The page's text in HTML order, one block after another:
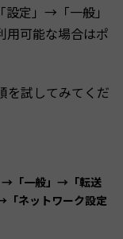
定」→「一般」
可能な場合はポ
を試してみてくだ
→「一般」→「転送
ネットワーク設定